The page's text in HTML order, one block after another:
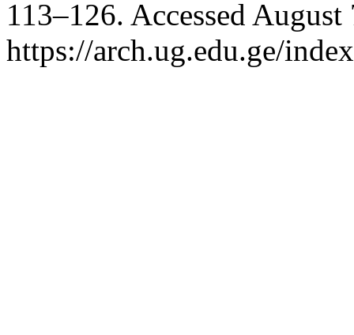
113–126. Accessed August
https://arch.ug.edu.ge/